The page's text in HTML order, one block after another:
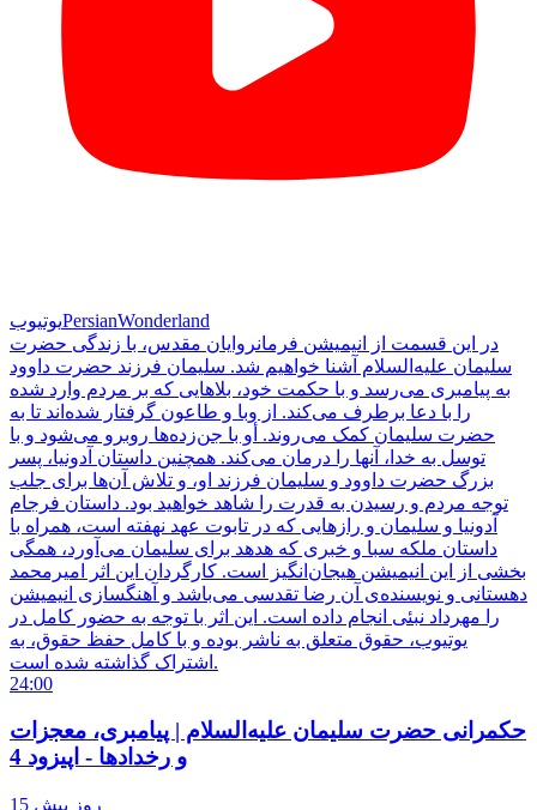
یوتیوبPersianWonderland
در این قسمت از انیمیشن فرمانروایان مقدس، با زندگی حضرت
سلیمان علیه‌السلام آشنا خواهیم شد. سلیمان فرزند حضرت داوود
به پیامبری می‌رسد و با حکمت خود، بلاهایی که بر مردم وارد شده
را با دعا برطرف می‌کند. از وبا و طاعون گرفتار شده‌اند تا به
حضرت سلیمان کمک می‌روند. أو با جن‌زده‌ها روبرو می‌شود و با
توسل به خدا، آنها را درمان می‌کند. همچنین داستان آدونیا، پسر
بزرگ حضرت داوود و سلیمان فرزند او، و تلاش آن‌ها برای جلب
توجه مردم و رسیدن به قدرت را شاهد خواهید بود. داستان فرجام
آدونیا و سلیمان و رازهایی که در تابوت عهد نهفته است، همراه با
داستان ملکه سبا و خبری که هدهد برای سلیمان می‌آورد، همگی
بخشی از این انیمیشن هیجان‌انگیز است. کارگردان این اثر امیرمحمد
دهستانی و نویسنده‌ی آن رضا تقدسی می‌باشد و آهنگسازی انیمیشن
را مهرداد نبئی انجام داده است. این اثر با توجه به حضور کامل در
یوتیوب، حقوق متعلق به ناشر بوده و با کامل حفظ حقوق، به
اشتراک گذاشته شده است.
24:00
حکمرانی حضرت سلیمان علیه‌السلام | پیامبری، معجزات
و رخدادها - اپیزود 4
15 روز پیش